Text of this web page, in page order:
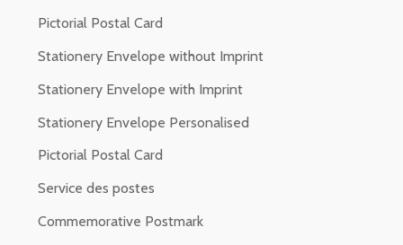
Pictorial Postal Card
Stationery Envelope without Imprint
Stationery Envelope with Imprint
Stationery Envelope Personalised
Pictorial Postal Card
Service des postes
Commemorative Postmark